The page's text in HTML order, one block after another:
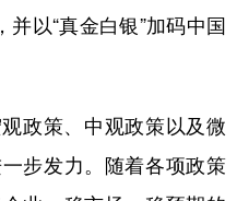
并以“真金白银”加码中国
策、中观政策以及微
步发力。随着各项政策